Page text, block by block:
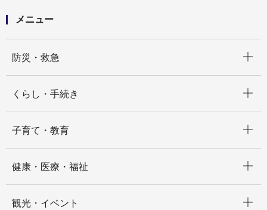
メニュー
防災・救急
くらし・手続き
子育て・教育
健康・医療・福祉
観光・イベント